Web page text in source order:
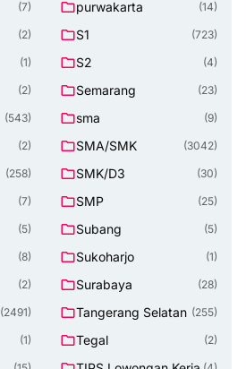
(7) purwakarta (14)
(2) S1 (723)
(1) S2 (4)
(2) Semarang (23)
(543) sma (9)
(2) SMA/SMK (3042)
(258) SMK/D3 (30)
(7) SMP (25)
(5) Subang (5)
(8) Sukoharjo (1)
(2) Surabaya (28)
(2491) Tangerang Selatan (255)
(1) Tegal (2)